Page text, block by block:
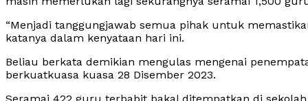
“Menjadi tanggungjawab semua pihak untuk
katanya dalam kenyataan hari ini.
Beliau berkata demikian mengulas mengenai
berkuatkuasa kuasa 28 Disember 2023.
Seramai 422 guru terbabit bakal ditempatkan di